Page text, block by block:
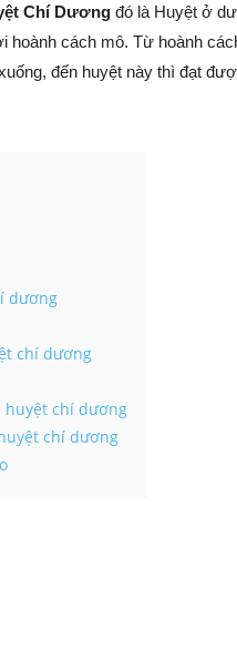
Chí Dương đó là Huyệt ở
hoành cách mô. Từ hoành
đến huyệt này thì đạt
dương
chí dương
huyệt chí dương
chí dương